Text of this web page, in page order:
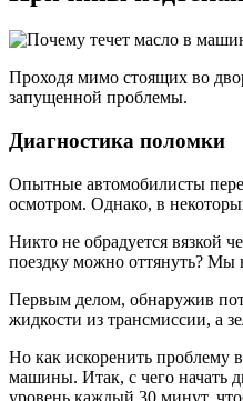
Проходя мимо стоящих во
запущенной проблемы.
Диагностика поломки
Опытные автомобилисты
осмотром. Однако, в
Никто не обрадуется вязкой
поездку можно оттянуть? Мы
Первым делом, обнаружив
жидкости из трансмиссии, а
Но как искоренить проблему
машины. Итак, с чего начать
уровень каждый 30 минут,